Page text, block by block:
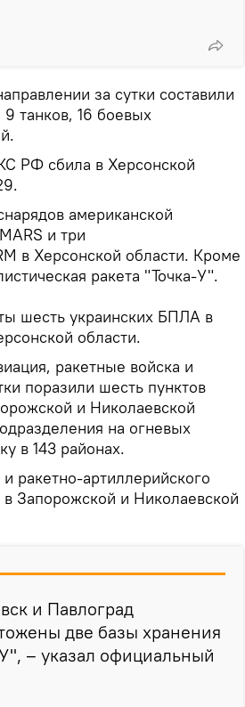
за сутки составили
танков, 16 боевых
РФ сбила в Херсонской
американской
и три
в Херсонской области. Кроме
ракета "Точка-У".
шесть украинских БПЛА в
области.
ракетные войска и
поразили шесть пунктов
и Николаевской
на огневых
в 143 районах.
ракетно-артиллерийского
Запорожской и Николаевской
и Павлоград
две базы хранения
– указал официальный